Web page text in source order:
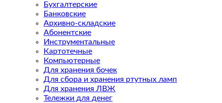
Бухгалтерские
Банковские
Архивно-складские
Абонентские
Инструментальные
Картотечные
Компьютерные
Для хранения бочек
Для сбора и хранения ртутных ламп
Для хранения ЛВЖ
Тележки для денег